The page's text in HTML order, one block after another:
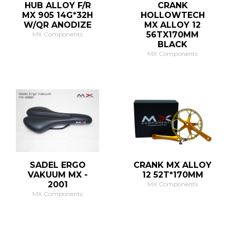
HUB ALLOY F/R
MX 905 14G*32H
W/QR ANODIZE
MX Components
CRANK
HOLLOWTECH
MX ALLOY 12
56TX170MM
BLACK
MX Components
SADEL ERGO
VAKUUM MX -
2001
MX Components
CRANK MX ALLOY
12 52T*170MM
MX Components